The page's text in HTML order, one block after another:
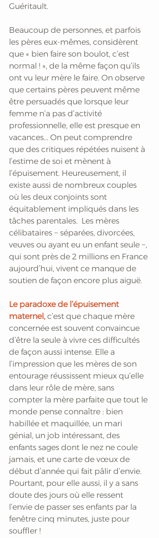
Guéritault.
Beaucoup de personnes, et parfois
les pères eux-mêmes, considèrent
que « bien faire son boulot, c’est
normal ! », de la même façon qu’ils
ont vu leur mère le faire. On observe
que certains pères peuvent même
être persuadés que lorsque leur
femme n’a pas d’activité
professionnelle, elle est presque en
vacances... On peut comprendre
que des critiques répétées nuisent à
l’estime de soi et mènent à
l’épuisement. Heureusement, il
existe aussi de nombreux couples
où les deux conjoints sont
équitablement impliqués dans les
tâches parentales.  Les mères
célibataires − séparées, divorcées,
veuves ou ayant eu un enfant seule −,
qui sont près de 2 millions en France
aujourd’hui, vivent ce manque de
soutien de façon encore plus aiguë.
Le paradoxe de l’épuisement
maternel, c’est que chaque mère
concernée est souvent convaincue
d’être la seule à vivre ces difficultés
de façon aussi intense. Elle a
l’impression que les mères de son
entourage réussissent mieux qu’elle
dans leur rôle de mère, sans
compter la mère parfaite que tout le
monde pense connaître : bien
habillée et maquillée, un mari
génial, un job intéressant, des
enfants sages dont le nez ne coule
jamais, et une carte de vœux de
début d’année qui fait pâlir d’envie.
Pourtant, pour elle aussi, il y a sans
doute des jours où elle ressent
l’envie de passer ses enfants par la
fenêtre cinq minutes, juste pour
souffler !